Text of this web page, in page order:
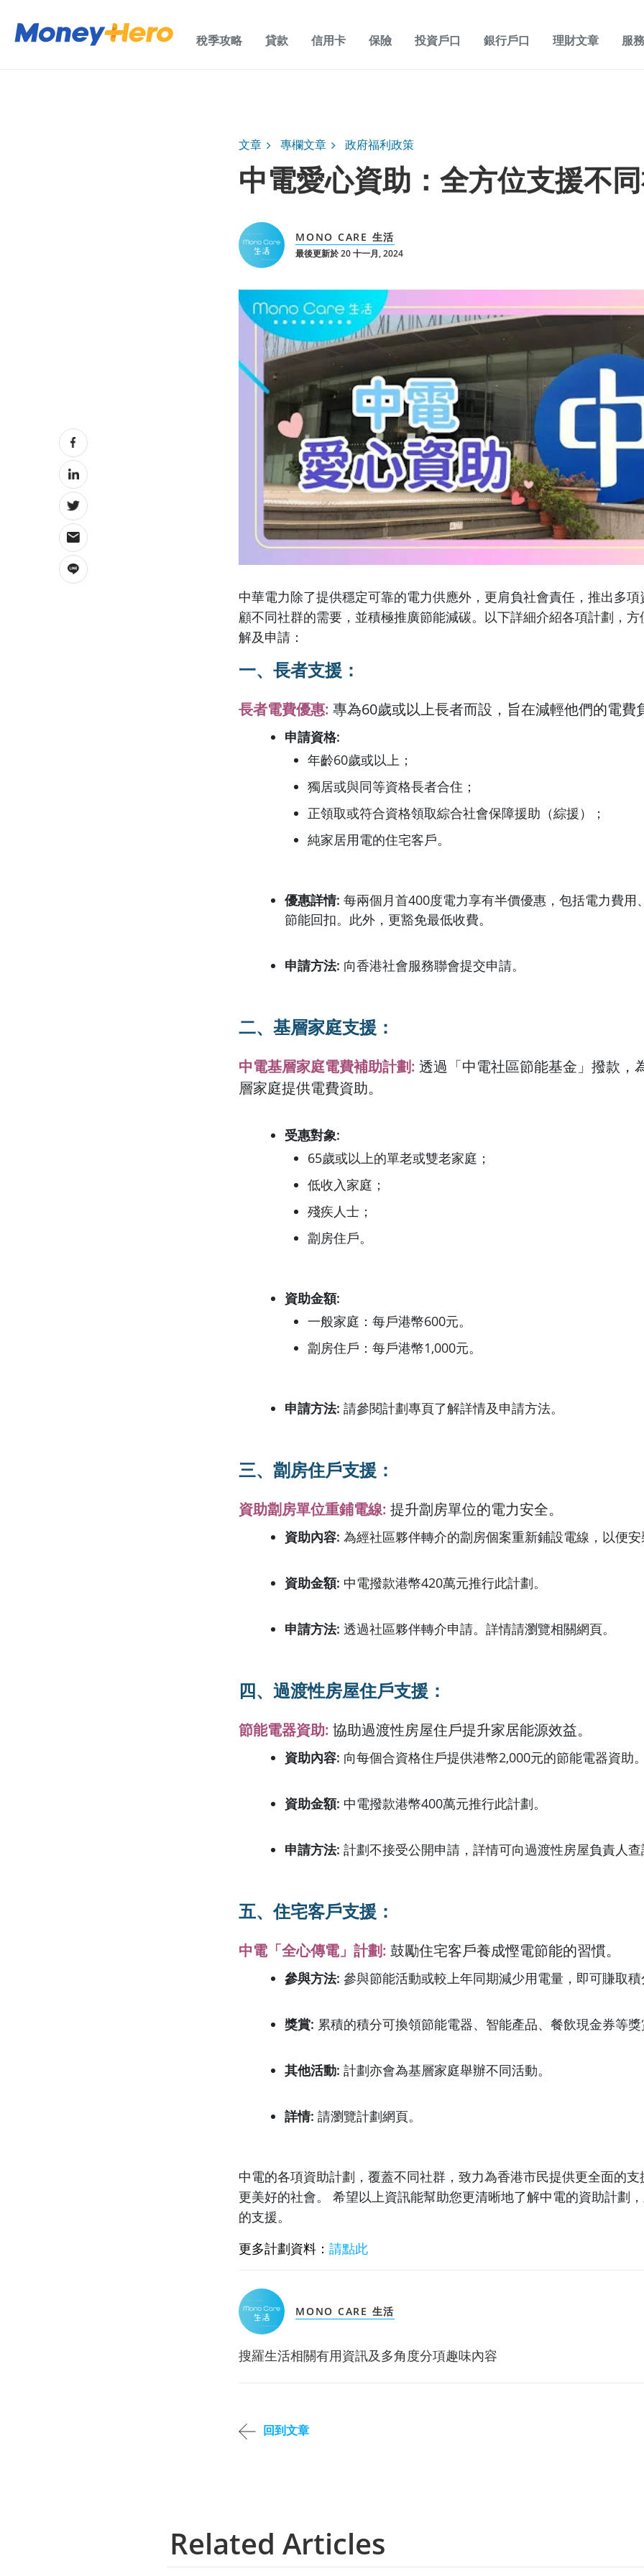
稅季攻略 貸款 信用卡 保險 投資戶口 銀行戶口 理財文章 服
文章 專欄文章 政府福利政策
中電愛心資助：全方位支援不
MONO CARE 生活
最後更新於 20 十一月, 2024
中華電力除了提供穩定可靠的電力供應外，更肩負社會責任，推出多
顧不同社群的需要，並積極推廣節能減碳。以下詳細介紹各項計劃，
解及申請：
一、長者支援：
長者電費優惠: 專為60歲或以上長者而設，旨在減輕他們的電費
申請資格:
年齡60歲或以上；
獨居或與同等資格長者合住；
正領取或符合資格領取綜合社會保障援助（綜援）；
純家居用電的住宅客戶。
優惠詳情: 每兩個月首400度電力享有半價優惠，包括電力費用
節能回扣。此外，更豁免最低收費。
申請方法: 向香港社會服務聯會提交申請。
二、基層家庭支援：
中電基層家庭電費補助計劃: 透過「中電社區節能基金」撥款，
層家庭提供電費資助。
受惠對象:
65歲或以上的單老或雙老家庭；
低收入家庭；
殘疾人士；
劏房住戶。
資助金額:
一般家庭：每戶港幣600元。
劏房住戶：每戶港幣1,000元。
申請方法: 請參閱計劃專頁了解詳情及申請方法。
三、劏房住戶支援：
資助劏房單位重鋪電線: 提升劏房單位的電力安全。
資助內容: 為經社區夥伴轉介的劏房個案重新鋪設電線，以便
資助金額: 中電撥款港幣420萬元推行此計劃。
申請方法: 透過社區夥伴轉介申請。詳情請瀏覽相關網頁。
四、過渡性房屋住戶支援：
節能電器資助: 協助過渡性房屋住戶提升家居能源效益。
資助內容: 向每個合資格住戶提供港幣2,000元的節能電器資助
資助金額: 中電撥款港幣400萬元推行此計劃。
申請方法: 計劃不接受公開申請，詳情可向過渡性房屋負責人
五、住宅客戶支援：
中電「全心傳電」計劃: 鼓勵住宅客戶養成慳電節能的習慣。
參與方法: 參與節能活動或較上年同期減少用電量，即可賺取
獎賞: 累積的積分可換領節能電器、智能產品、餐飲現金券等
其他活動: 計劃亦會為基層家庭舉辦不同活動。
詳情: 請瀏覽計劃網頁。
中電的各項資助計劃，覆蓋不同社群，致力為香港市民提供更全面的
更美好的社會。 希望以上資訊能幫助您更清晰地了解中電的資助計劃
的支援。
更多計劃資料： 請點此
MONO CARE 生活
搜羅生活相關有用資訊及多角度分項趣味內容
回到文章
Related Articles